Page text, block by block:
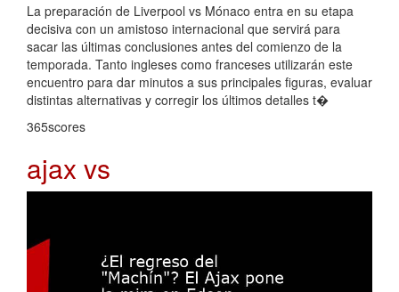
La preparación de Liverpool vs Mónaco entra en su etapa
decisiva con un amistoso internacional que servirá para
sacar las últimas conclusiones antes del comienzo de la
temporada. Tanto ingleses como franceses utilizarán este
encuentro para dar minutos a sus principales figuras, evaluar
distintas alternativas y corregir los últimos detalles t�
365scores
ajax vs